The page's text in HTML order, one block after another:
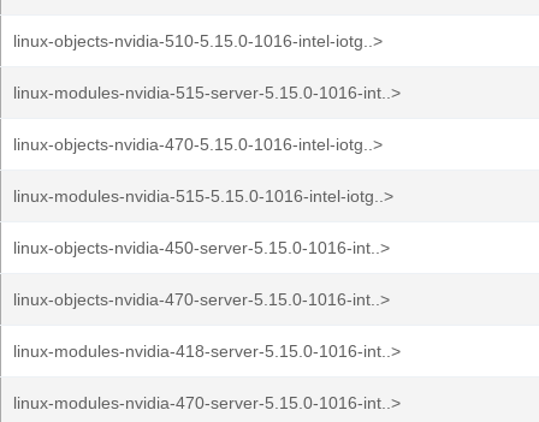
linux-objects-nvidia-510-5.15.0-1016-intel-iotg..>
linux-modules-nvidia-515-server-5.15.0-1016-int..>
linux-objects-nvidia-470-5.15.0-1016-intel-iotg..>
linux-modules-nvidia-515-5.15.0-1016-intel-iotg..>
linux-objects-nvidia-450-server-5.15.0-1016-int..>
linux-objects-nvidia-470-server-5.15.0-1016-int..>
linux-modules-nvidia-418-server-5.15.0-1016-int..>
linux-modules-nvidia-470-server-5.15.0-1016-int..>